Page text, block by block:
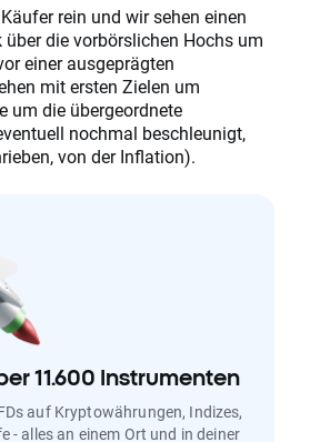
rein und wir sehen einen
die vorbörslichen Hochs um
einer ausgeprägten
mit ersten Zielen um
um die übergeordnete
nochmal beschleunigt,
von der Inflation).
11.600 Instrumenten
auf Kryptowährungen, Indizes,
- alles an einem Ort und in deiner